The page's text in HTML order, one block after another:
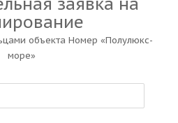
объекта Номер «Полулюкс-
море»